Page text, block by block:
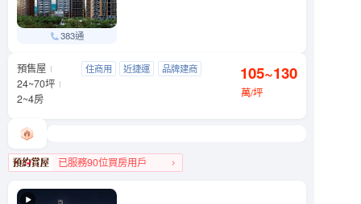
383通
元利四季莊園
文山區 木柵路一段290號
預售屋
24~70坪
2~4房
住商用 近捷運
品牌建商
105~130
萬/坪
已服務90位買房用戶